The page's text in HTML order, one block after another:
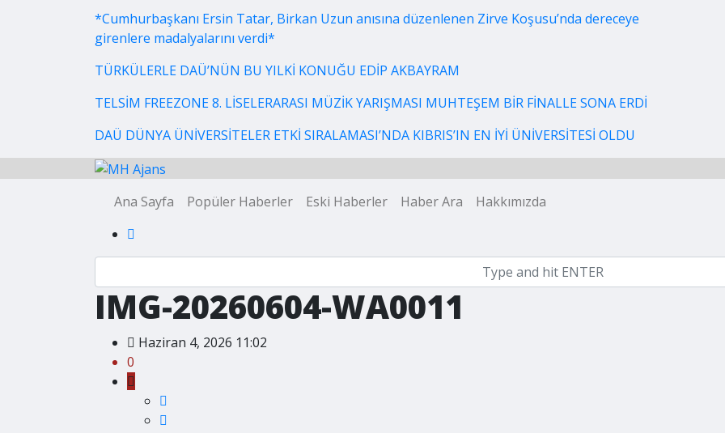
*Cumhurbaşkanı Ersin Tatar, Birkan Uzun anısına düzenlenen Zirve Koşusu’nda dereceye
girenlere madalyalarını verdi*
TÜRKÜLERLE DAÜ’NÜN BU YILKİ KONUĞU EDİP AKBAYRAM
TELSİM FREEZONE 8. LİSELERARASI MÜZİK YARIŞMASI MUHTEŞEM BİR FİNALLE SONA ERDİ
DAÜ DÜNYA ÜNİVERSİTELER ETKİ SIRALAMASI’NDA KIBRIS’IN EN İYİ ÜNİVERSİTESİ OLDU
Ana Sayfa Popüler Haberler Eski Haberler Haber Ara Hakkımızda
IMG-20260604-WA0011
Haziran 4, 2026 11:02
0